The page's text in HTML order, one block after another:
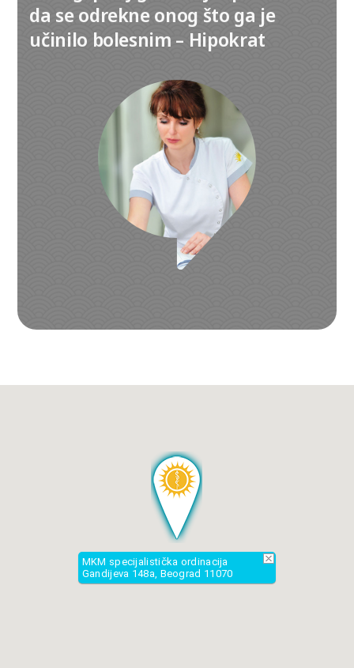
da se odrekne onog što ga je
učinilo bolesnim – Hipokrat
MKM specijalistička ordinacija
Gandijeva 148a, Beograd 11070
Izaberite kontakt telefon:
+381 (0)69 22 74 312
+381 (0)63 1 156 157
011 22 743 12
011 77 024 77
13:00h
14:00h
14:00h
Petak 12:00h 16:00h